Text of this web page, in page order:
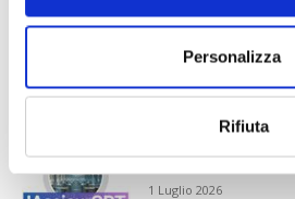
Personalizza
Rifiuta
Prima
partecipazione
1 Luglio 2026
1 Luglio 2026